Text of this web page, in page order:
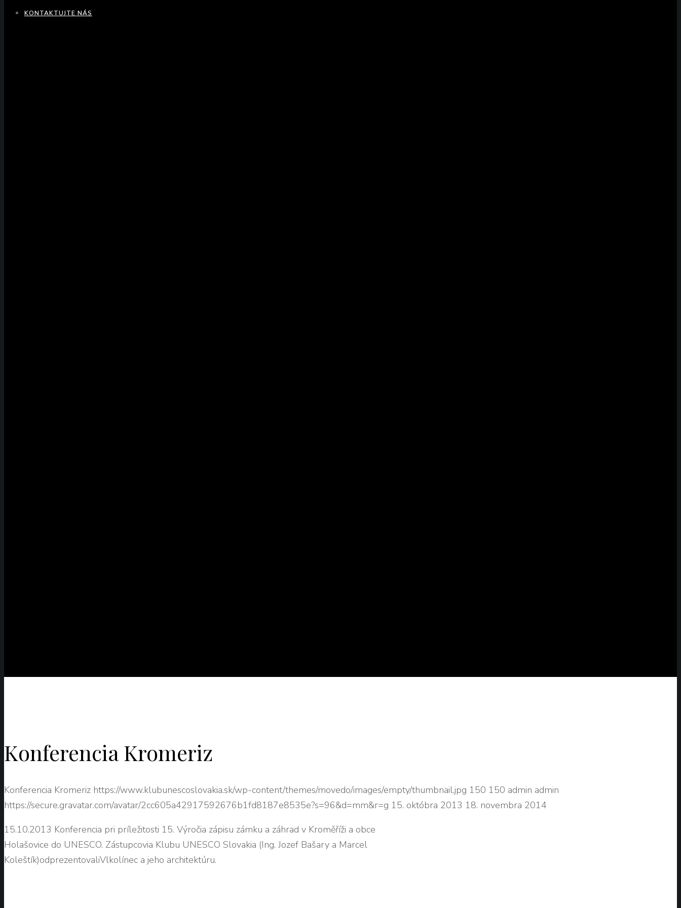
KONTAKTUJTE NÁS
Konferencia Kromeriz
Konferencia Kromeriz https://www.klubunescoslovakia.sk/wp-content/themes/movedo/images/empty/thumbnail.jpg 150 150 admin admin
https://secure.gravatar.com/avatar/2cc605a42917592676b1fd8187e8535e?s=96&d=mm&r=g 15. októbra 2013 18. novembra 2014
15.10.2013 Konferencia pri príležitosti 15. Výročia zápisu zámku a záhrad v Kroměříži a obce
Holašovice do UNESCO. Zástupcovia Klubu UNESCO Slovakia (Ing. Jozef Bašary a Marcel
Koleštík)odprezentovaliVlkolínec a jeho architektúru.